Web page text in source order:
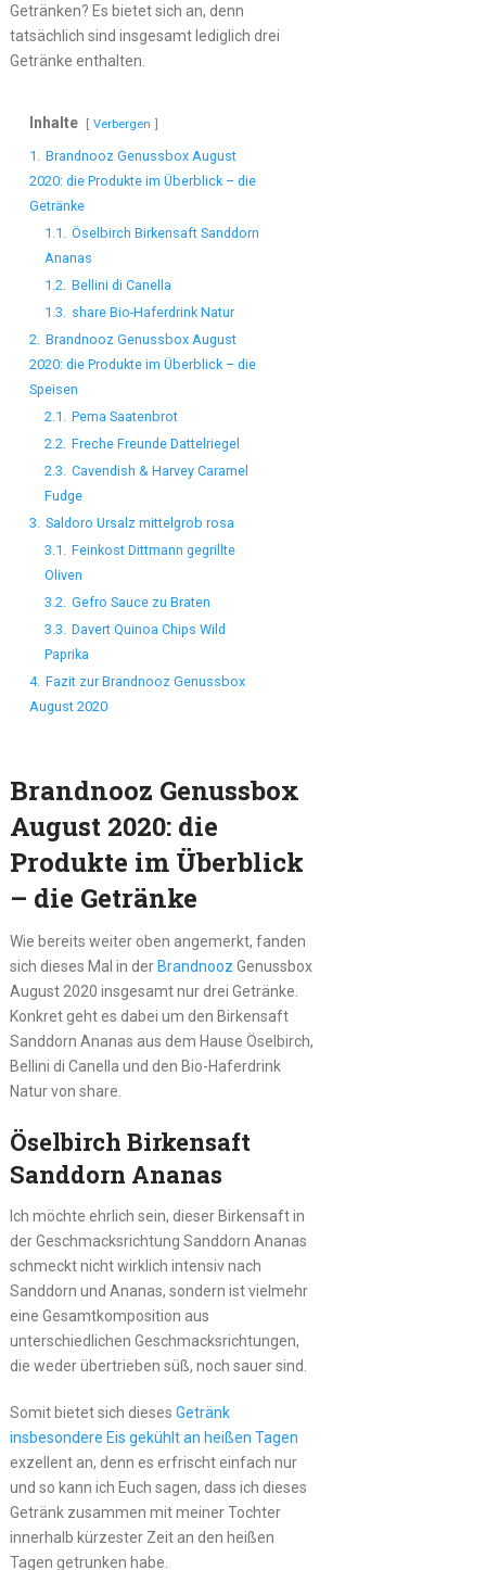
Getränken? Es bietet sich an, denn
tatsächlich sind insgesamt lediglich drei
Getränke enthalten.
Inhalte Verbergen
1.
Brandnooz Genussbox August
2020: die Produkte im Überblick – die
Getränke
1.1.
Öselbirch Birkensaft Sanddorn
Ananas
1.2. Bellini di Canella
1.3.
share Bio-Haferdrink Natur
2. Brandnooz Genussbox August
2020: die Produkte im Überblick – die
Speisen
2.1.
Pema Saatenbrot
2.2. Freche Freunde Dattelriegel
2.3. Cavendish & Harvey Caramel
Fudge
3. Saldoro Ursalz mittelgrob rosa
3.1.
Feinkost Dittmann gegrillte
Oliven
3.2. Gefro Sauce zu Braten
3.3. Davert Quinoa Chips Wild
Paprika
4. Fazit zur Brandnooz Genussbox
August 2020
Brandnooz Genussbox
August 2020: die
Produkte im Überblick
– die Getränke
Wie bereits weiter oben angemerkt, fanden
sich dieses Mal in derBrandnooz Genussbox
August 2020 insgesamt nur drei Getränke.
Konkret geht es dabei um den Birkensaft
Sanddorn Ananas aus dem Hause Öselbirch,
Bellini di Canella und den Bio-Haferdrink
Natur von share.
Öselbirch Birkensaft
Sanddorn Ananas
Ich möchte ehrlich sein, dieser Birkensaft in
der Geschmacksrichtung Sanddorn Ananas
schmeckt nicht wirklich intensiv nach
Sanddorn und Ananas, sondern ist vielmehr
eine Gesamtkomposition aus
unterschiedlichen Geschmacksrichtungen,
die weder übertrieben süß, noch sauer sind.
Somit bietet sich dieses Getränk
insbesondere Eis gekühlt an heißen Tagen
exzellent an, denn es erfrischt einfach nur
und so kann ich Euch sagen, dass ich dieses
Getränk zusammen mit meiner Tochter
innerhalb kürzester Zeit an den heißen
Tagen getrunken habe.